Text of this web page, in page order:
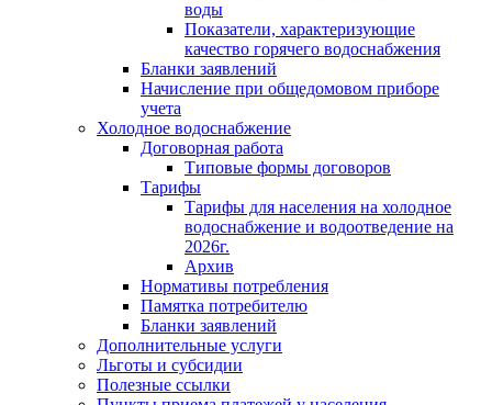
воды
Показатели, характеризующие
качество горячего водоснабжения
Бланки заявлений
Начисление при общедомовом приборе
учета
Холодное водоснабжение
Договорная работа
Типовые формы договоров
Тарифы
Тарифы для населения на холодное
водоснабжение и водоотведение на
2026г.
Архив
Нормативы потребления
Памятка потребителю
Бланки заявлений
Дополнительные услуги
Льготы и субсидии
Полезные ссылки